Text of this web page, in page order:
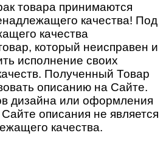
товара принимаются
качества! Под
качества
который неисправен и
исполнение своих
Полученный Товар
описанию на Сайте.
дизайна или оформления
описания не является
качества.